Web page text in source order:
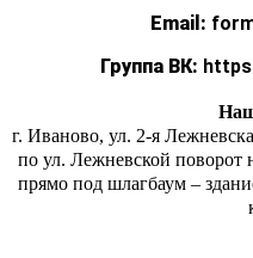
Email:
Группа ВК:
г. Иваново, ул. 2-я
по ул. Лежневской поворот
прямо под шлагбаум –